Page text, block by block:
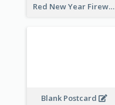
Red New Year Fireworks and Bow Tie Postcard
Blank Postcard